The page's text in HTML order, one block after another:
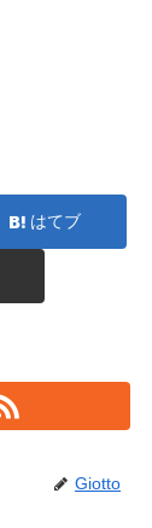
はてブ
Giotto